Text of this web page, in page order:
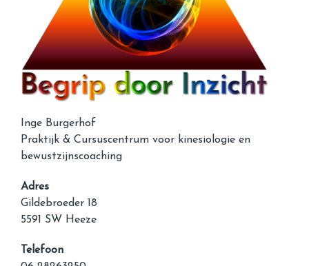
Inge Burgerhof
Praktijk & Cursuscentrum voor kinesiologie en
bewustzijnscoaching
Adres
Gildebroeder 18
5591 SW Heeze
Telefoon